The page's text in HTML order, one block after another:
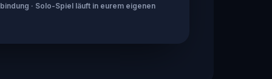
· Solo-Spiel läuft in eurem eigenen